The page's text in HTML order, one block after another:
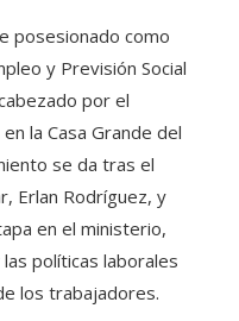
posesionado como
y Previsión Social
por el
la Casa Grande del
se da tras el
Erlan Rodríguez, y
en el ministerio,
políticas laborales
los trabajadores.